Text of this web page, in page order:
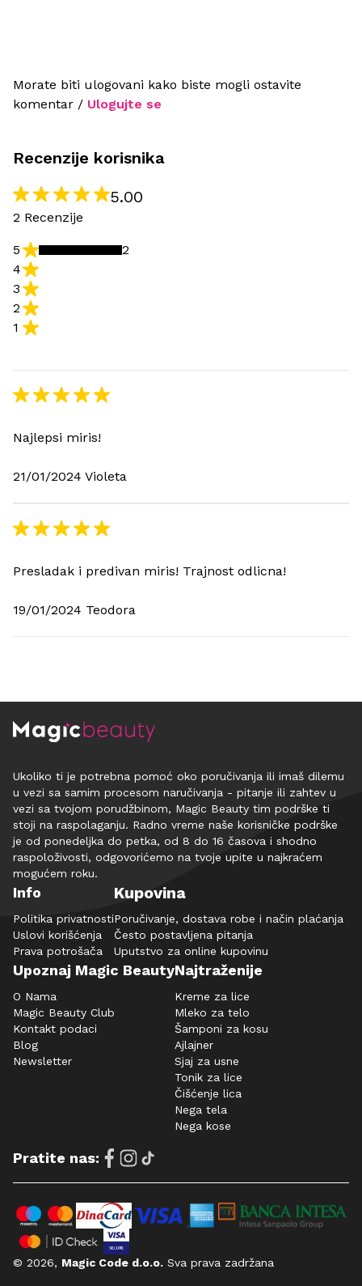
Morate biti ulogovani kako biste mogli ostavite
komentar / Ulogujte se
Recenzije korisnika
5.00
2 Recenzije
1
2
3
4
5 2
Najlepsi miris!
21/01/2024 Violeta
Presladak i predivan miris! Trajnost odlicna!
19/01/2024 Teodora
Ukoliko ti je potrebna pomoć oko poručivanja ili imaš dilemu
u vezi sa samim procesom naručivanja - pitanje ili zahtev u
vezi sa tvojom porudžbinom, Magic Beauty tim podrške ti
stoji na raspolaganju. Radno vreme naše korisničke podrške
je od ponedeljka do petka, od 8 do 16 časova i shodno
raspoloživosti, odgovorićemo na tvoje upite u najkraćem
mogućem roku.
Info
Politika privatnosti
Uslovi korišćenja
Prava potrošača
Kupovina
Poručivanje, dostava robe i način plaćanja
Često postavljena pitanja
Uputstvo za online kupovinu
Upoznaj Magic Beauty
O Nama
Magic Beauty Club
Kontakt podaci
Blog
Newsletter
Najtraženije
Kreme za lice
Mleko za telo
Šamponi za kosu
Ajlajner
Sjaj za usne
Tonik za lice
Čišćenje lica
Nega tela
Nega kose
Pratite nas:
© 2026, Magic Code d.o.o. Sva prava zadržana